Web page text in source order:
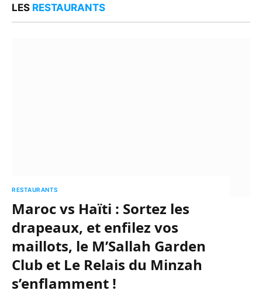
LES RESTAURANTS
RESTAURANTS
Maroc vs Haïti : Sortez les
drapeaux, et enfilez vos
maillots, le M’Sallah Garden
Club et Le Relais du Minzah
s’enflamment !